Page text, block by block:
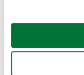
Si lo permite,
Recopilar
Identificar su
Coches de
Coches de km0